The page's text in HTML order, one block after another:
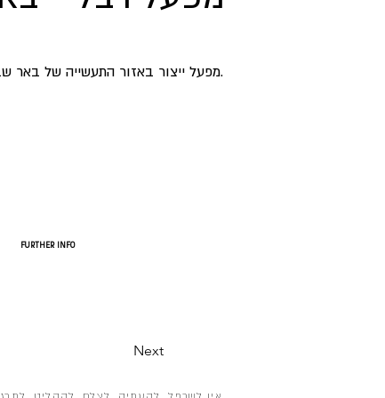
מפעל ייצור באזור התעשייה של באר שבע.
FURTHER INFO
Next